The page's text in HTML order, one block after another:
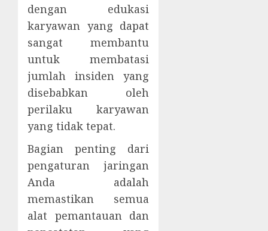
dengan edukasi
karyawan yang dapat
sangat membantu
untuk membatasi
jumlah insiden yang
disebabkan oleh
perilaku karyawan
yang tidak tepat.
Bagian penting dari
pengaturan jaringan
Anda adalah
memastikan semua
alat pemantauan dan